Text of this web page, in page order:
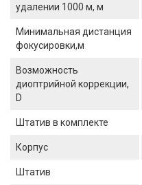
удалении 1000 м, м
Минимальная дистанция
фокусировки,м
Возможность
диоптрийной коррекции,
D
Штатив в комплекте
Корпус
Штатив